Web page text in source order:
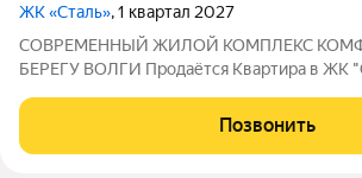
ЖК «Сталь», 1 квартал 2027
COBPЕМЕНHЫЙ ЖИЛОЙ КОМПЛЕКС
БEРЕГУ ВОЛГИ Продaётся Квартирa в ЖК
комплексе «Сталь» в Кpacнoapмейском
Волгогpадa. Застройщик более чем с
Позвонить